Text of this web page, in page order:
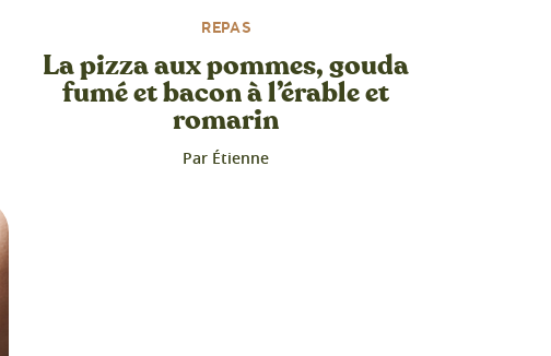
REPAS
La pizza aux pommes, gouda
fumé et bacon à l’érable et
romarin
Par Étienne